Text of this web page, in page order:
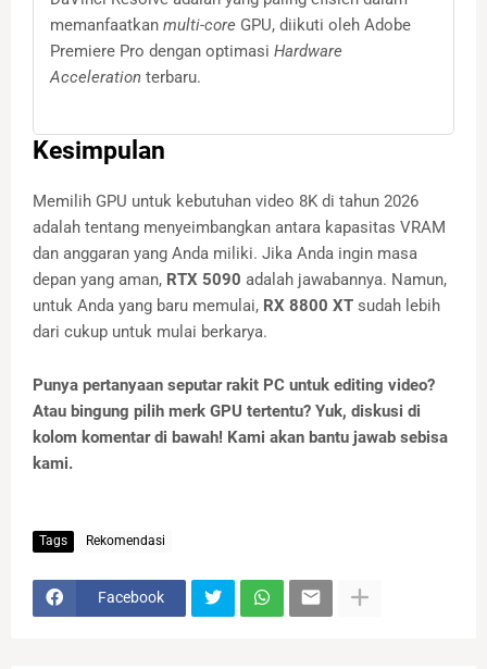
memanfaatkan multi-core GPU, diikuti oleh Adobe
Premiere Pro dengan optimasi Hardware
Acceleration terbaru.
Kesimpulan
Memilih GPU untuk kebutuhan video 8K di tahun 2026
adalah tentang menyeimbangkan antara kapasitas VRAM
dan anggaran yang Anda miliki. Jika Anda ingin masa
depan yang aman, RTX 5090 adalah jawabannya. Namun,
untuk Anda yang baru memulai, RX 8800 XT sudah lebih
dari cukup untuk mulai berkarya.
Punya pertanyaan seputar rakit PC untuk editing video?
Atau bingung pilih merk GPU tertentu? Yuk, diskusi di
kolom komentar di bawah! Kami akan bantu jawab sebisa
kami.
Tags Rekomendasi
Facebook